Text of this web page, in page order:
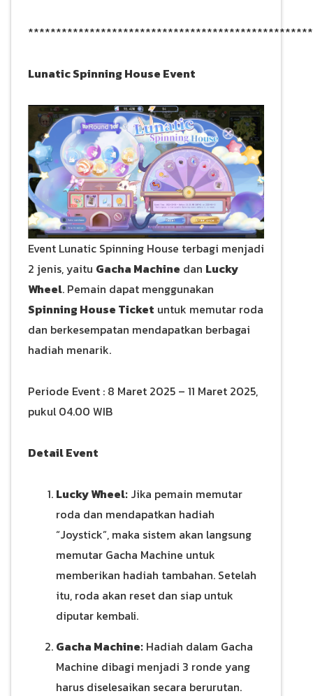
Lunatic Spinning House Event
Event Lunatic Spinning House terbagi menjadi
2 jenis, yaitu Gacha Machine dan Lucky
Wheel. Pemain dapat menggunakan
Spinning House Ticket untuk memutar roda
dan berkesempatan mendapatkan berbagai
hadiah menarik.
Periode Event : 8 Maret 2025 – 11 Maret 2025,
pukul 04.00 WIB
Detail Event
Lucky Wheel: Jika pemain memutar
roda dan mendapatkan hadiah
“Joystick”, maka sistem akan langsung
memutar Gacha Machine untuk
memberikan hadiah tambahan. Setelah
itu, roda akan reset dan siap untuk
diputar kembali.
Gacha Machine: Hadiah dalam Gacha
Machine dibagi menjadi 3 ronde yang
harus diselesaikan secara berurutan.